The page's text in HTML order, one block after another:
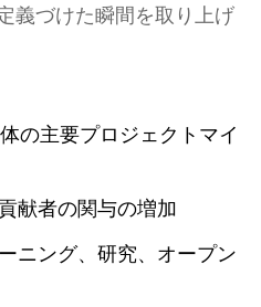
義づけた瞬間を取り上げ
の主要プロジェクトマイ
献者の関与の増加
ニング、研究、オープン